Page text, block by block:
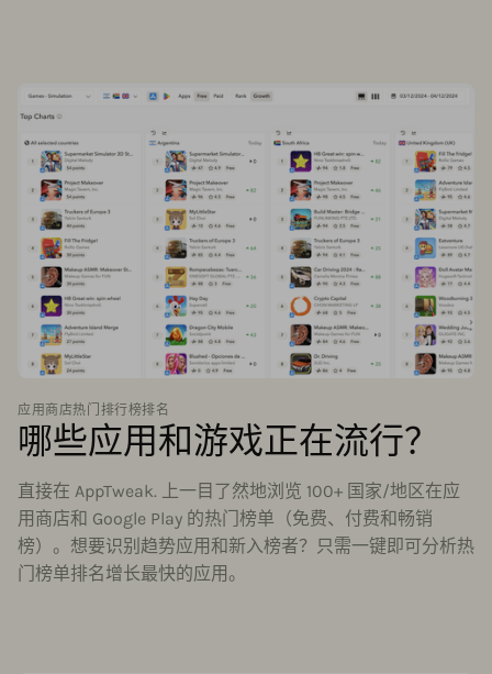
应用商店热门排行榜排名
哪些应用和游戏正在流行？
直接在 AppTweak. 上一目了然地浏览 100+ 国家/地区在应
用商店和 Google Play 的热门榜单（免费、付费和畅销
榜）。想要识别趋势应用和新入榜者？只需一键即可分析热
门榜单排名增长最快的应用。